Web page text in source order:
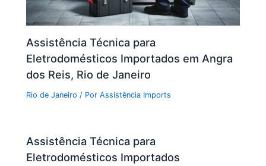
Assistência Técnica para
Eletrodomésticos Importados em Angra
dos Reis, Rio de Janeiro
Rio de Janeiro / PorAssistência Imports
Assistência Técnica para
Eletrodomésticos Importados